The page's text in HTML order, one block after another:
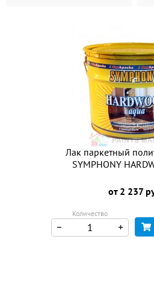
Лак паркетный
SYMPHONY
от 2 237
Количество